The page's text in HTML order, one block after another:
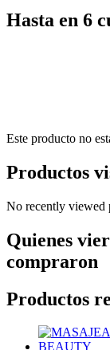
Hasta en 6
Este producto no
Productos
No recently viewed
Quienes
compraron
Productos